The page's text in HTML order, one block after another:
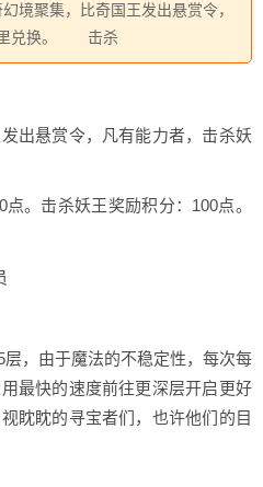
聚集，比奇国王发出悬赏令，
里兑换。 击杀
出悬赏令，凡有能力者，击杀妖
。击杀妖王奖励积分：100点。
，由于魔法的不稳定性，每次每
最快的速度前往更深层开启更好
眈眈的寻宝者们，也许他们的目